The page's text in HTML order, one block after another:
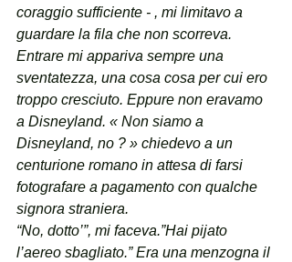
coraggio sufficiente - , mi limitavo a
guardare la fila che non scorreva.
Entrare mi appariva sempre una
sventatezza, una cosa cosa per cui ero
troppo cresciuto. Eppure non eravamo
a Disneyland. « Non siamo a
Disneyland, no ? » chiedevo a un
centurione romano in attesa di farsi
fotografare a pagamento con qualche
signora straniera.
“No, dotto’”, mi faceva.”Hai pijato
l’aereo sbagliato.” Era una menzogna il